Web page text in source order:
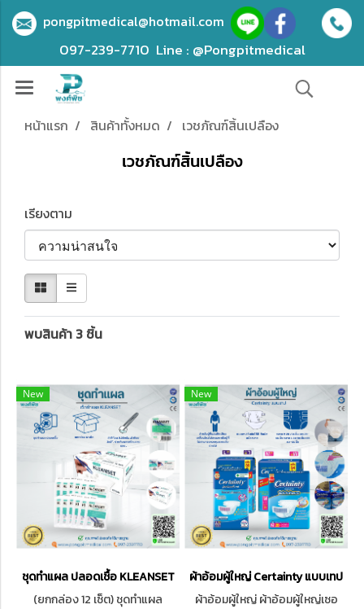
pongpitmedical@hotmail.com
097-239-7710 Line : @Pongpitmedical
หน้าแรก สินค้าทั้งหมด เวชภัณฑ์สิ้นเปลือง
เวชภัณฑ์สิ้นเปลือง
เรียงตาม
พบสินค้า 3 ชิ้น
New
ชุดทำแผล ปลอดเชื้อ KLEANSET
(ยกกล่อง 12 เซ็ต) ชุดทำแผล
New
ผ้าอ้อมผู้ใหญ่ Certainty แบบเทป
ผ้าอ้อมผู้ใหญ่ ผ้าอ้อมผู้ใหญ่เซอ